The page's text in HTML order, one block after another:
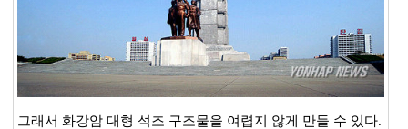
그래서 화강암 대형 석조 구조물을 여렵지 않게 만들 수 있다.